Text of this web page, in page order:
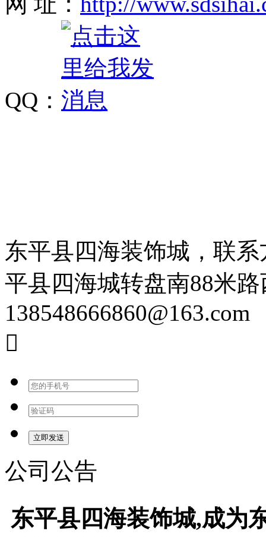
QQ：
东平县四海装饰城，联系
平县四海城转盘南88米
138548666860@163.com

公司公告
东平县四海装饰城,成为